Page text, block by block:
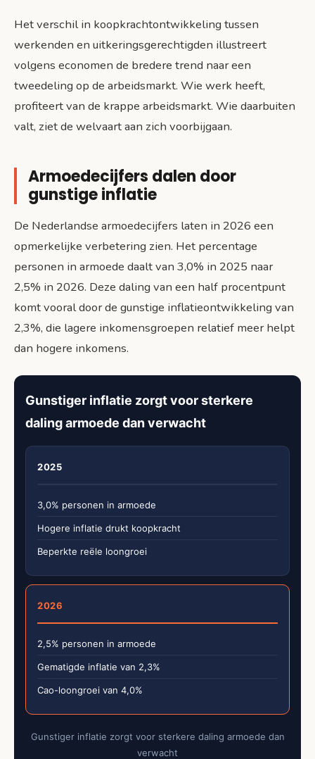
Het verschil in koopkrachtontwikkeling tussen
werkenden en uitkeringsgerechtigden illustreert
volgens economen de bredere trend naar een
tweedeling op de arbeidsmarkt. Wie werk heeft,
profiteert van de krappe arbeidsmarkt. Wie daarbuiten
valt, ziet de welvaart aan zich voorbijgaan.
Armoedecijfers dalen door
gunstige inflatie
De Nederlandse armoedecijfers laten in 2026 een
opmerkelijke verbetering zien. Het percentage
personen in armoede daalt van 3,0% in 2025 naar
2,5% in 2026. Deze daling van een half procentpunt
komt vooral door de gunstige inflatieontwikkeling van
2,3%, die lagere inkomensgroepen relatief meer helpt
dan hogere inkomens.
Gunstiger inflatie zorgt voor sterkere
daling armoede dan verwacht
2025
3,0% personen in armoede
Hogere inflatie drukt koopkracht
Beperkte reële loongroei
2026
2,5% personen in armoede
Gematigde inflatie van 2,3%
Cao-loongroei van 4,0%
Gunstiger inflatie zorgt voor sterkere daling armoede dan
verwacht